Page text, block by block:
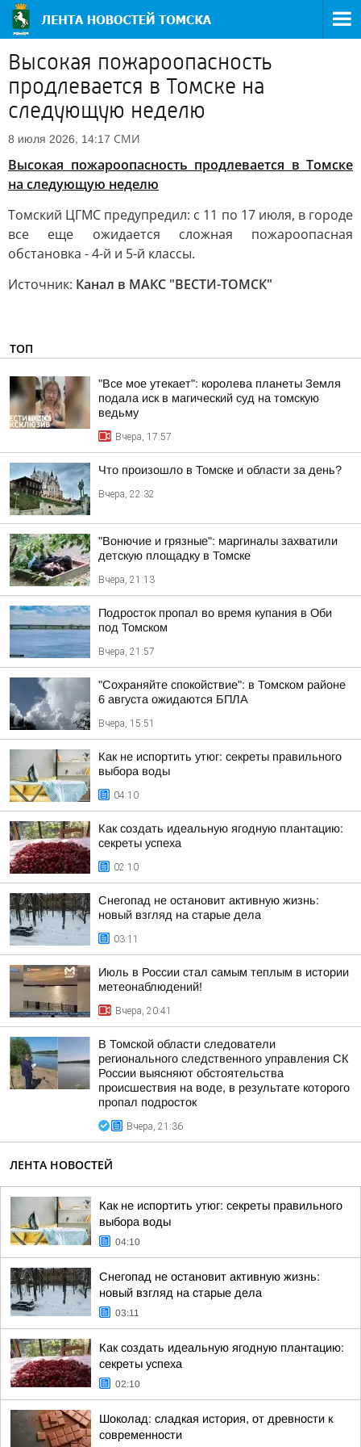
Высокая пожароопасность
продлевается в Томске на
следующую неделю
8 июля 2026, 14:17 СМИ
Высокая пожароопасность продлевается в Томске
на следующую неделю
Томский ЦГМС предупредил: с 11 по 17 июля, в городе
все еще ожидается сложная пожароопасная
обстановка - 4-й и 5-й классы.
Источник: Канал в МАКС "ВЕСТИ-ТОМСК"
ТОП
"Все мое утекает": королева планеты Земля
подала иск в магический суд на томскую
ведьму
Вчера, 17:57
Что произошло в Томске и области за день?
Вчера, 22:32
"Вонючие и грязные": маргиналы захватили
детскую площадку в Томске
Вчера, 21:13
Подросток пропал во время купания в Оби
под Томском
Вчера, 21:57
"Сохраняйте спокойствие": в Томском районе
6 августа ожидаются БПЛА
Вчера, 15:51
Как не испортить утюг: секреты правильного
выбора воды
04:10
Как создать идеальную ягодную плантацию:
секреты успеха
02:10
Снегопад не остановит активную жизнь:
новый взгляд на старые дела
03:11
Июль в России стал самым теплым в истории
метеонаблюдений!
Вчера, 20:41
В Томской области следователи
регионального следственного управления СК
России выясняют обстоятельства
происшествия на воде, в результате которого
пропал подросток
Вчера, 21:36
ЛЕНТА НОВОСТЕЙ
Как не испортить утюг: секреты правильного
выбора воды
04:10
Снегопад не остановит активную жизнь:
новый взгляд на старые дела
03:11
Как создать идеальную ягодную плантацию:
секреты успеха
02:10
Шоколад: сладкая история, от древности к
современности